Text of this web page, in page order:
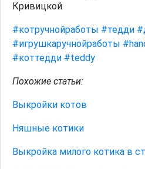
Кривицкой
#котручнойработы #тедди
#игрушкаручнойработы
#коттедди #teddy
Похожие статьи:
Выкройки котов
Няшные котики
Выкройка милого котика в